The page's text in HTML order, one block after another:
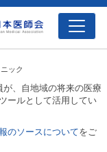
ック
、自地域の将来の医療
ールとして活用してい
のソースについてをご